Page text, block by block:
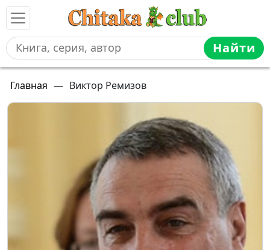
Найти
Главная — Виктор Ремизов